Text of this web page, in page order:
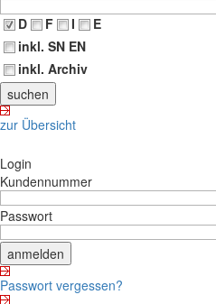
D
F I
E
inkl. SN EN
inkl. Archiv
zur Übersicht
Login
Kundennummer
Passwort
Passwort vergessen?